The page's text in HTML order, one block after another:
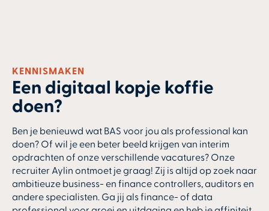
KENNISMAKEN
Een digitaal kopje koffie
doen?
Ben je benieuwd wat BAS voor jou als professional kan
doen? Of wil je een beter beeld krijgen van interim
opdrachten of onze verschillende vacatures? Onze
recruiter Aylin ontmoet je graag! Zij is altijd op zoek naar
ambitieuze business- en finance controllers, auditors en
andere specialisten. Ga jij als finance- of data